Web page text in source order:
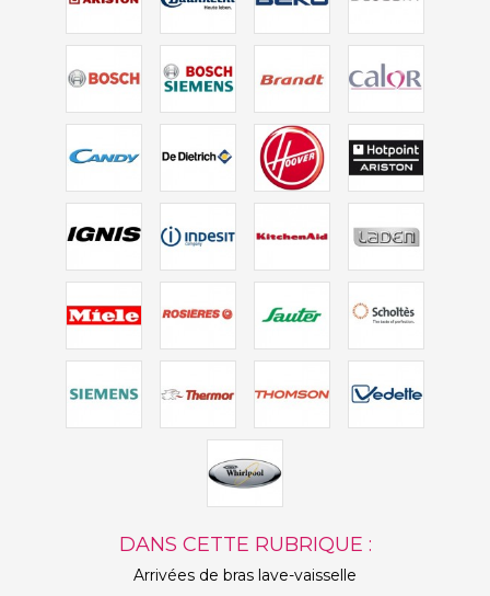
DANS CETTE RUBRIQUE :
Arrivées de bras lave-vaisselle